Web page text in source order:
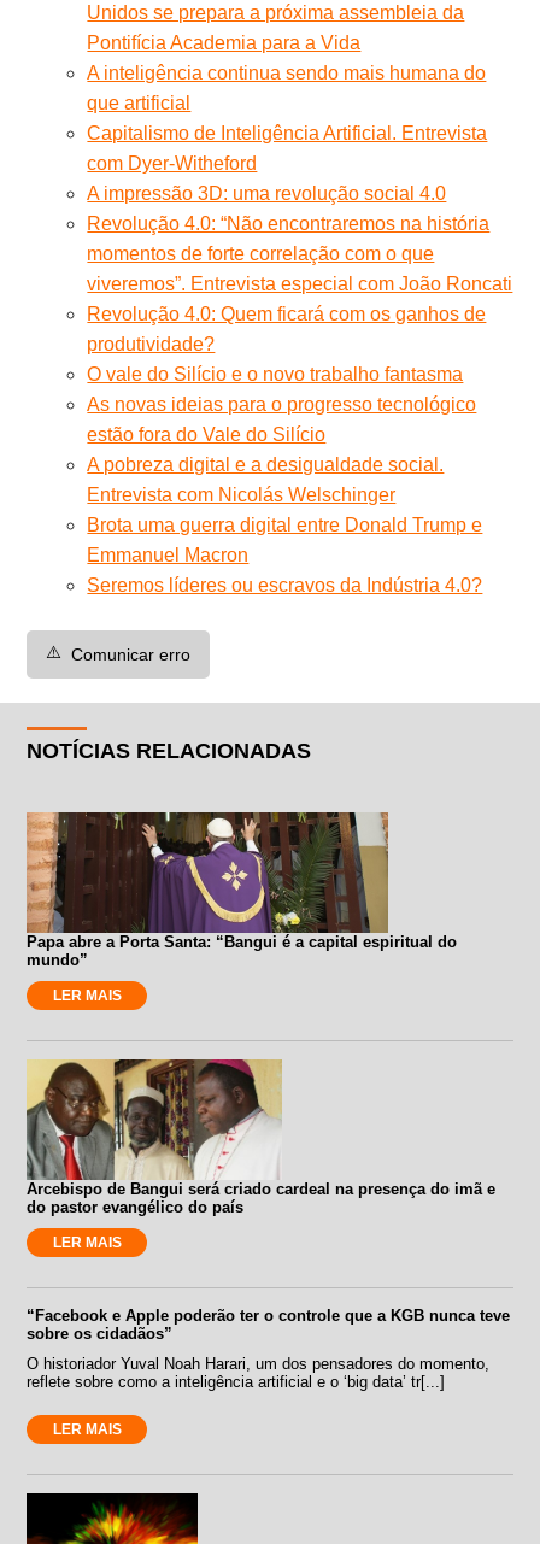
Unidos se prepara a próxima assembleia da
Pontifícia Academia para a Vida
A inteligência continua sendo mais humana do
que artificial
Capitalismo de Inteligência Artificial. Entrevista
com Dyer-Witheford
A impressão 3D: uma revolução social 4.0
Revolução 4.0: “Não encontraremos na história
momentos de forte correlação com o que
viveremos”. Entrevista especial com João Roncati
Revolução 4.0: Quem ficará com os ganhos de
produtividade?
O vale do Silício e o novo trabalho fantasma
As novas ideias para o progresso tecnológico
estão fora do Vale do Silício
A pobreza digital e a desigualdade social.
Entrevista com Nicolás Welschinger
Brota uma guerra digital entre Donald Trump e
Emmanuel Macron
Seremos líderes ou escravos da Indústria 4.0?
⚠️ Comunicar erro
NOTÍCIAS RELACIONADAS
Papa abre a Porta Santa: “Bangui é a capital espiritual do
mundo”
LER MAIS
Arcebispo de Bangui será criado cardeal na presença do imã e
do pastor evangélico do país
LER MAIS
“Facebook e Apple poderão ter o controle que a KGB nunca teve
sobre os cidadãos”
O historiador Yuval Noah Harari, um dos pensadores do momento,
reflete sobre como a inteligência artificial e o ‘big data’ tr[...]
LER MAIS